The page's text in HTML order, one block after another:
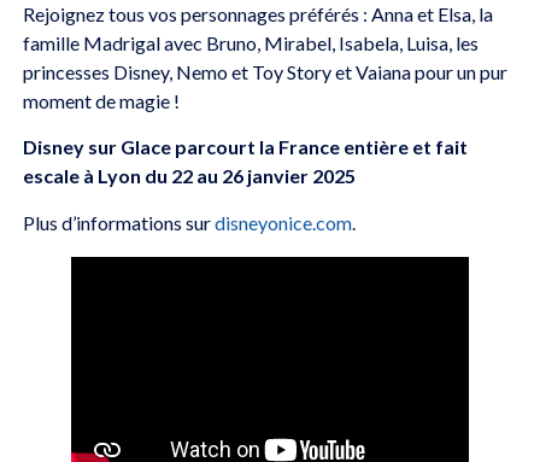
Rejoignez tous vos personnages préférés : Anna et Elsa, la
famille Madrigal avec Bruno, Mirabel, Isabela, Luisa, les
princesses Disney, Nemo et Toy Story et Vaiana pour un pur
moment de magie !
Disney sur Glace parcourt la France entière et fait
escale à Lyon du 22 au 26 janvier 2025
Plus d’informations surdisneyonice.com.